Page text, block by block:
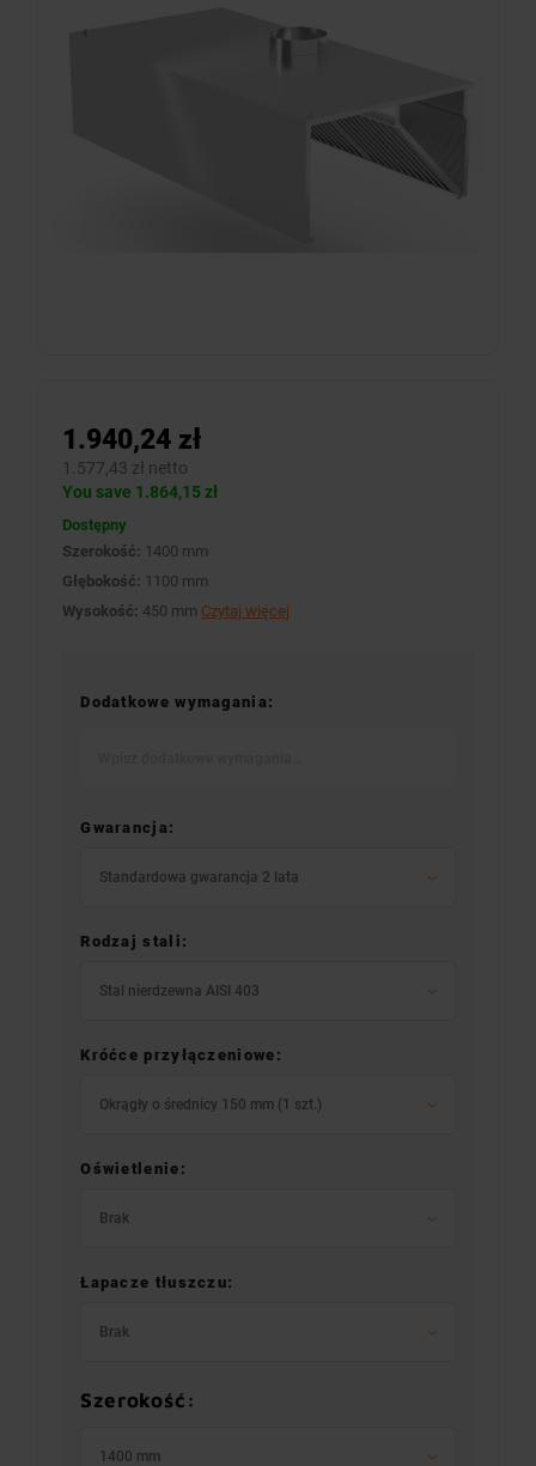
1.940,24 zł
1.577,43 zł netto
You save 1.864,15 zł
Dostępny
Szerokość: 1400 mm
Głębokość: 1100 mm
Wysokość: 450 mm Czytaj więcej
Dodatkowe wymagania:
Gwarancja:
Standardowa gwarancja 2 lata
Rodzaj stali:
Stal nierdzewna AISI 403
Króćce przyłączeniowe:
Okrągły o średnicy 150 mm (1 szt.)
Oświetlenie:
Brak
Łapacze tłuszczu:
Brak
Szerokość:
1400 mm